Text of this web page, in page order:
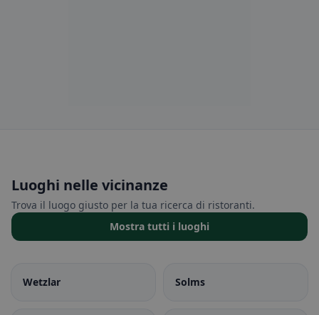
Luoghi nelle vicinanze
Trova il luogo giusto per la tua ricerca di ristoranti.
Mostra tutti i luoghi
Wetzlar Solms